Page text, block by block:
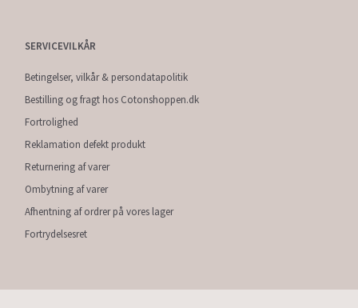
SERVICEVILKÅR
Betingelser, vilkår & persondatapolitik
Bestilling og fragt hos Cotonshoppen.dk
Fortrolighed
Reklamation defekt produkt
Returnering af varer
Ombytning af varer
Afhentning af ordrer på vores lager
Fortrydelsesret